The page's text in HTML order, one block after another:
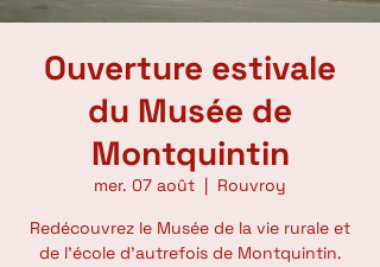
Ouverture estivale
du Musée de
Montquintin
mer. 07 août
  |
Rouvroy
Redécouvrez le Musée de la vie rurale et
de l'école d'autrefois de Montquintin.